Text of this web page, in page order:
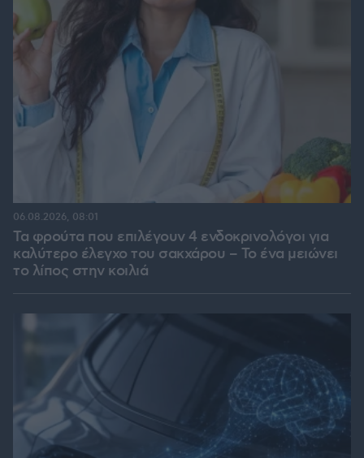
Τα φρούτα που επιλέγουν 4 ενδοκρινολόγοι για
καλύτερο έλεγχο του σακχάρου – Το ένα μειώνει
το λίπος στην κοιλιά
06.08.2026, 08:01